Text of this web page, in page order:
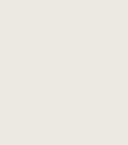
|f
ヽ
`r
| ﾍ ‐´―‐
ﾚ'|
ｋ‐| ＼
l ＼
｜ ￣lﾞY
ﾉ |